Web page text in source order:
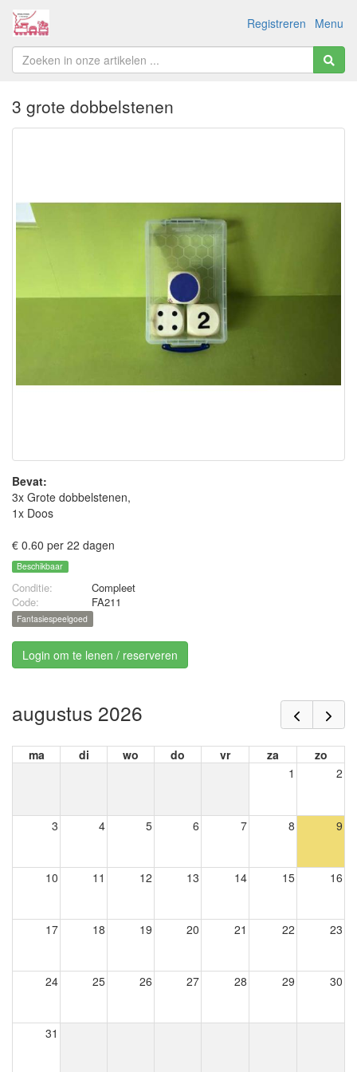
Menu
Registreren
3 grote dobbelstenen
Bevat:
3x Grote dobbelstenen,
1x Doos
€ 0.60 per 22 dagen
Beschikbaar
Conditie:
Compleet
Code:
FA211
Fantasiespeelgoed
Login om te lenen / reserveren
augustus 2026
ma di wo do vr za
zo
1
2
3 4 5 6 7 8 9
10 11 12 13 14 15 16
17 18 19 20 21 22 23
24 25 26 27 28 29 30
31